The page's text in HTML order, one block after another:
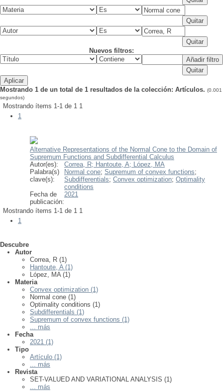
Nuevos filtros:
Mostrando 1 de un total de 1 resultados de la colección: Artículos. (0.001
segundos)
Mostrando ítems 1-1 de 1 1
1
Alternative Representations of the Normal Cone to the Domain of
Supremum Functions and Subdifferential Calculus
Autor(es):
Correa, R; Hantoute, A; López, MA
Palabra(s)
clave(s):
Normal cone; Supremum of convex functions;
Subdifferentials; Convex optimization; Optimality
conditions
Fecha de
publicación:
2021
Mostrando ítems 1-1 de 1 1
1
Descubre
Autor
Correa, R (1)
Hantoute, A (1)
López, MA (1)
Materia
Convex optimization (1)
Normal cone (1)
Optimality conditions (1)
Subdifferentials (1)
Supremum of convex functions (1)
... más
Fecha
2021 (1)
Tipo
Artículo (1)
... más
Revista
SET-VALUED AND VARIATIONAL ANALYSIS (1)
... más